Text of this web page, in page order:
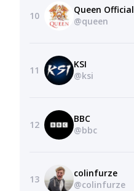
10
Queen Official
@queen
11
KSI
@ksi
12
BBC
@bbc
13
colinfurze
@colinfurze